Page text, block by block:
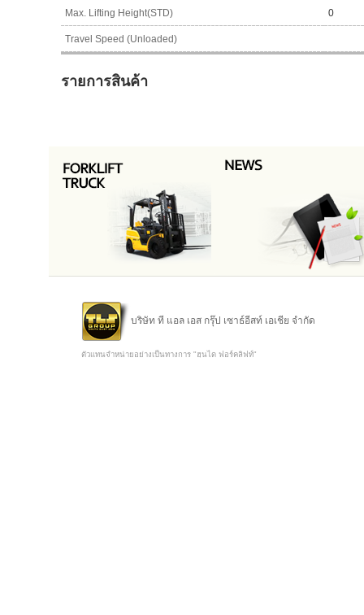
Max. Lifting Height(STD) 0
Travel Speed (Unloaded)
รายการสินค้า
บริษัท ที แอล เอส กรุ๊ป เซาธ์อีสท์ เอเชีย จำกัด
ตัวแทนจำหน่ายอย่างเป็นทางการ "ฮุนได ฟอร์คลิฟท์"